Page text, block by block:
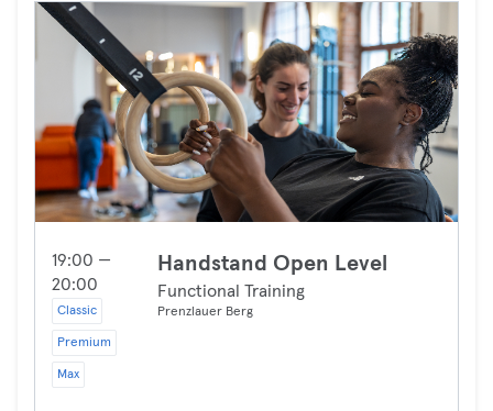
19:00 —
20:00
Classic
Premium
Max
Handstand Open Level
Functional Training
Prenzlauer Berg